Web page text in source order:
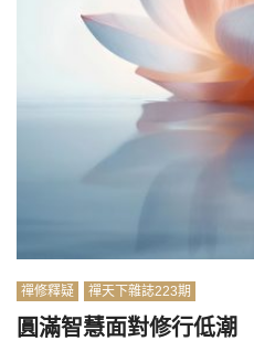
禪修釋疑 禪天下雜誌223期
圓滿智慧面對修行低潮